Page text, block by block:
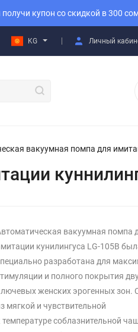
купон со скидкой в 300
KG Личный
вакуумная помпа для
вакуумная помпа
кунилингуса LG-105B
разработана для
и полного покрытия
женских эрогенных зон.
мягкой и чувствительной
температуре соблазнительной